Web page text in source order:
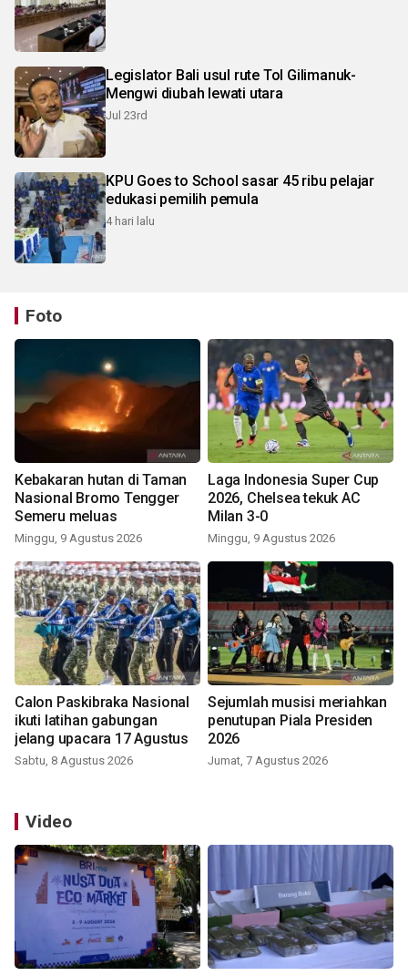
Legislator Bali usul rute Tol Gilimanuk-
Mengwi diubah lewati utara
Jul 23rd
KPU Goes to School sasar 45 ribu pelajar
edukasi pemilih pemula
4 hari lalu
Foto
Kebakaran hutan di Taman
Nasional Bromo Tengger
Semeru meluas
Minggu, 9 Agustus 2026
Laga Indonesia Super Cup
2026, Chelsea tekuk AC
Milan 3-0
Minggu, 9 Agustus 2026
Calon Paskibraka Nasional
ikuti latihan gabungan
jelang upacara 17 Agustus
Sabtu, 8 Agustus 2026
Sejumlah musisi meriahkan
penutupan Piala Presiden
2026
Jumat, 7 Agustus 2026
Video